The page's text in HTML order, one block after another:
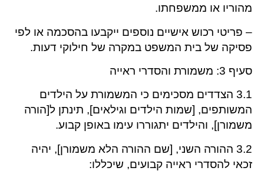
מהוריו או ממשפחתו.
– פריטי רכוש אישיים נוספים ייקבעו בהסכמה או לפי
פסיקה של בית המשפט במקרה של חילוקי דעות.
סעיף 3: משמורת והסדרי ראייה
3.1 הצדדים מסכימים כי המשמורת על הילדים
המשותפים, [שמות הילדים וגילאים], תינתן ל[הורה
משמורן], והילדים יתגוררו עימו באופן קבוע.
3.2 ההורה השני, [שם ההורה הלא משמורן], יהיה
זכאי להסדרי ראייה קבועים, שיכללו: